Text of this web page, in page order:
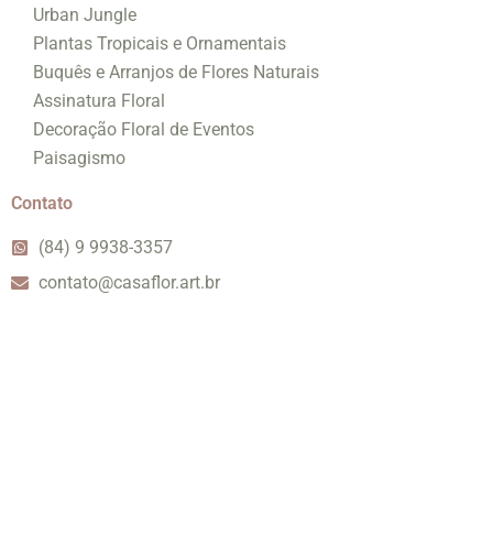
Urban Jungle
Plantas Tropicais e Ornamentais
Buquês e Arranjos de Flores Naturais
Assinatura Floral
Decoração Floral de Eventos
Paisagismo
Contato
(84) 9 9938-3357
contato@casaflor.art.br